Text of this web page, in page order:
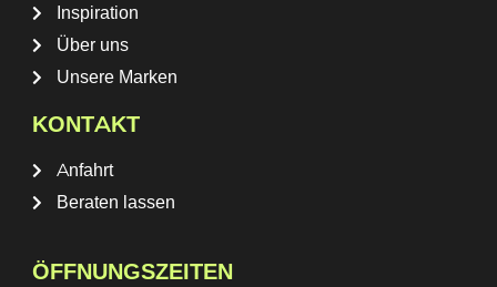
Inspiration
Über uns
Unsere Marken
KONTAKT
Anfahrt
Beraten lassen
ÖFFNUNGSZEITEN